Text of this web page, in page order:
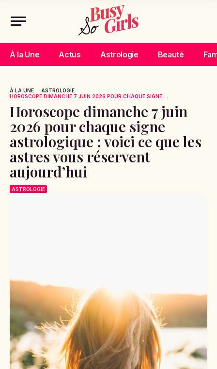
À la Une Actus Astrologie Beauté
À LA UNE
ASTROLOGIE
HOROSCOPE DIMANCHE 7 JUIN 2026 POUR CHAQUE SIGNE ...
Horoscope dimanche 7 juin
2026 pour chaque signe
astrologique : voici ce que les
astres vous réservent
aujourd’hui
ASTROLOGIE